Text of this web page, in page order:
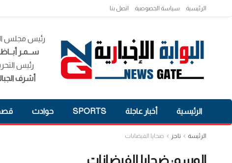
الرئيسية سياسة الخصوصية اتصل بنا
رئيس مجلس
ســمـر
رئيس
أشرف
الرئيسية أخبار عاجلة SPORTS حوادث
الرئيسة تاجز ضحايا الفيضانات
الوسم:ضحايا الفيضانات